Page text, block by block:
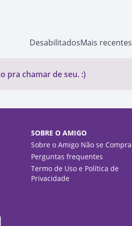
DesabilitadosMais recentes
pra chamar de seu. :)
SOBRE O AMIGO
Sobre o Amigo Não se Compra
Perguntas frequentes
Termo de Uso e Política de
Privacidade